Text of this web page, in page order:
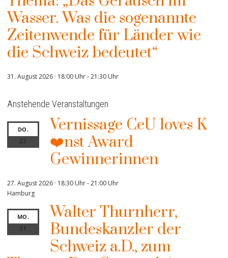
Wasser. Was die sogenannte
Zeitenwende für Länder wie
die Schweiz bedeutet“
31. August 2026 · 18:00 Uhr-21:30 Uhr
Anstehende Veranstaltungen
DO.
27
Vernissage CeU loves K
❤️nst Award
Gewinnerinnen
27. August 2026 · 18:30 Uhr-21:00 Uhr
Hamburg
MO.
31
Walter Thurnherr,
Bundeskanzler der
Schweiz a.D., zum